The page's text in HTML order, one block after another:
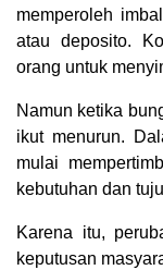
memperoleh
atau deposito.
orang untuk
Namun ketika
ikut menurun.
mulai
kebutuhan dan
Karena itu,
keputusan